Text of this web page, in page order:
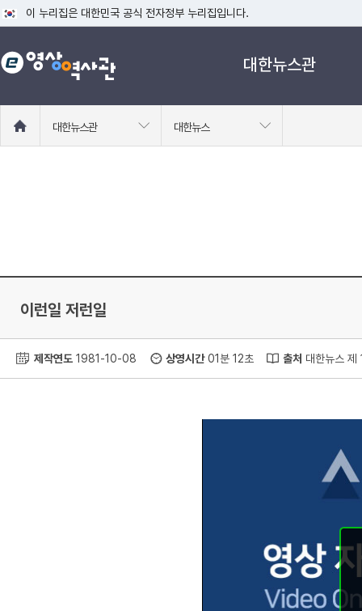
이 누리집은 대한민국 공식 전자정부 누리집입니다.
공식 누리집 주소 확인하기
go.kr 주소를 사용하는 누리집은 대한민국 정부기관이 관리하는 누리집입니
대한뉴스관
로
대한뉴스관 대한뉴스
이런일 저런일
제작연도 1981-10-08 상영시간01분 12초 출처 대한뉴스